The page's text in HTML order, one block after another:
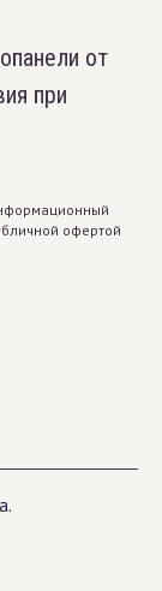
от
при
офертой